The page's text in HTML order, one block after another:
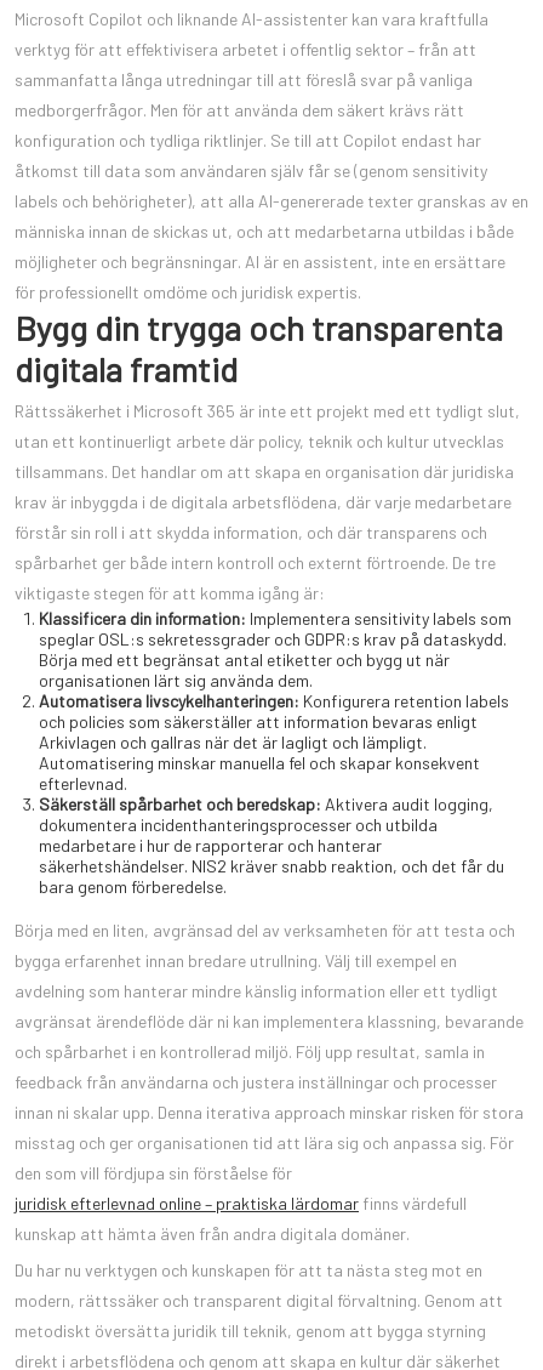
Microsoft Copilot och liknande AI-assistenter kan vara kraftfulla
verktyg för att effektivisera arbetet i offentlig sektor – från att
sammanfatta långa utredningar till att föreslå svar på vanliga
medborgerfrågor. Men för att använda dem säkert krävs rätt
konfiguration och tydliga riktlinjer. Se till att Copilot endast har
åtkomst till data som användaren själv får se (genom sensitivity
labels och behörigheter), att alla AI-genererade texter granskas av en
människa innan de skickas ut, och att medarbetarna utbildas i både
möjligheter och begränsningar. AI är en assistent, inte en ersättare
för professionellt omdöme och juridisk expertis.
Bygg din trygga och transparenta
digitala framtid
Rättssäkerhet i Microsoft 365 är inte ett projekt med ett tydligt slut,
utan ett kontinuerligt arbete där policy, teknik och kultur utvecklas
tillsammans. Det handlar om att skapa en organisation där juridiska
krav är inbyggda i de digitala arbetsflödena, där varje medarbetare
förstår sin roll i att skydda information, och där transparens och
spårbarhet ger både intern kontroll och externt förtroende. De tre
viktigaste stegen för att komma igång är:
Klassificera din information: Implementera sensitivity labels som
speglar OSL:s sekretessgrader och GDPR:s krav på dataskydd.
Börja med ett begränsat antal etiketter och bygg ut när
organisationen lärt sig använda dem.
Automatisera livscykelhanteringen: Konfigurera retention labels
och policies som säkerställer att information bevaras enligt
Arkivlagen och gallras när det är lagligt och lämpligt.
Automatisering minskar manuella fel och skapar konsekvent
efterlevnad.
Säkerställ spårbarhet och beredskap: Aktivera audit logging,
dokumentera incidenthanteringsprocesser och utbilda
medarbetare i hur de rapporterar och hanterar
säkerhetshändelser. NIS2 kräver snabb reaktion, och det får du
bara genom förberedelse.
Börja med en liten, avgränsad del av verksamheten för att testa och
bygga erfarenhet innan bredare utrullning. Välj till exempel en
avdelning som hanterar mindre känslig information eller ett tydligt
avgränsat ärendeflöde där ni kan implementera klassning, bevarande
och spårbarhet i en kontrollerad miljö. Följ upp resultat, samla in
feedback från användarna och justera inställningar och processer
innan ni skalar upp. Denna iterativa approach minskar risken för stora
misstag och ger organisationen tid att lära sig och anpassa sig. För
den som vill fördjupa sin förståelse för
juridisk efterlevnad online – praktiska lärdomar finns värdefull
kunskap att hämta även från andra digitala domäner.
Du har nu verktygen och kunskapen för att ta nästa steg mot en
modern, rättssäker och transparent digital förvaltning. Genom att
metodiskt översätta juridik till teknik, genom att bygga styrning
direkt i arbetsflödena och genom att skapa en kultur där säkerhet